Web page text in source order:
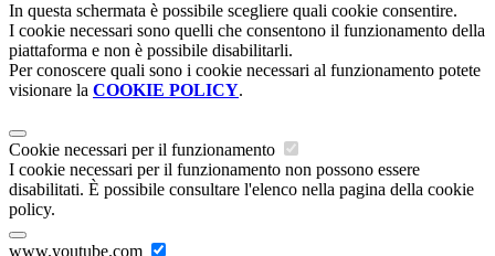
In questa schermata è possibile scegliere quali cookie consentire.
I cookie necessari sono quelli che consentono il funzionamento della
piattaforma e non è possibile disabilitarli.
Per conoscere quali sono i cookie necessari al funzionamento potete
visionare la COOKIE POLICY.
Cookie necessari per il funzionamento
I cookie necessari per il funzionamento non possono essere
disabilitati. È possibile consultare l'elenco nella pagina della cookie
policy.
www.youtube.com